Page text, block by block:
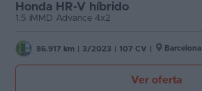
Honda HR-V híbrido
1.5 iMMD Advance 4x2
86.917 km 3/2023 107 CV Barcelona
Ver oferta